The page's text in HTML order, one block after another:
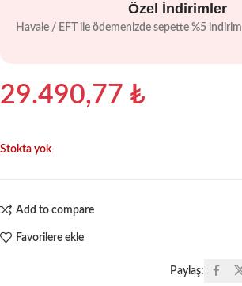
Özel İndirimler
Havale / EFT ile ödemenizde sepette %5 indirim
29.490,77 ₺
Stokta yok
Add to compare
Favorilere ekle
Paylaş: